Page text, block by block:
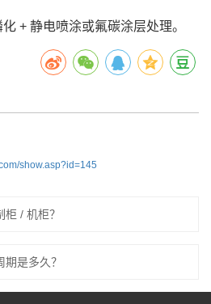
+ 静电喷涂或氟碳涂层处理。
show.asp?id=145
/ 机柜？
是多久？